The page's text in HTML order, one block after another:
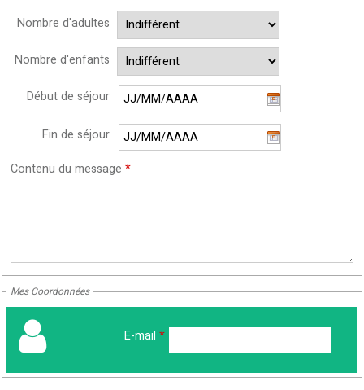
Nombre d'adultes
Nombre d'enfants
Début de séjour
Fin de séjour
Contenu du message *
Mes Coordonnées
E-mail *